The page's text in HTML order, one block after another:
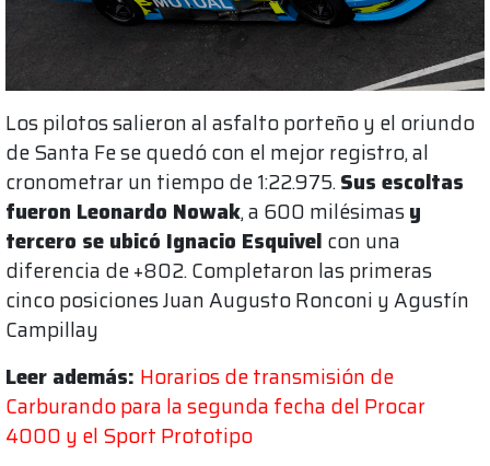
Los pilotos salieron al asfalto porteño y el oriundo
de Santa Fe se quedó con el mejor registro, al
cronometrar un tiempo de 1:22.975.Sus escoltas
fueron Leonardo Nowak, a 600 milésimasy
tercero se ubicó Ignacio Esquivel con una
diferencia de +802. Completaron las primeras
cinco posiciones Juan Augusto Ronconi y Agustín
Campillay
Leer además: Horarios de transmisión de
Carburando para la segunda fecha del Procar
4000 y el Sport Prototipo